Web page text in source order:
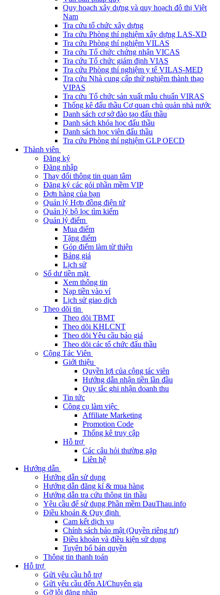
Quy hoạch xây dựng và quy hoạch đô thị Việt
Nam
Tra cứu tổ chức xây dựng
Tra cứu Phòng thí nghiệm xây dựng LAS-XD
Tra cứu Phòng thí nghiệm VILAS
Tra cứu Tổ chức chứng nhận VICAS
Tra cứu Tổ chức giám định VIAS
Tra cứu Phòng thí nghiệm y tế VILAS-MED
Tra cứu Nhà cung cấp thử nghiệm thành thạo
VIPAS
Tra cứu Tổ chức sản xuất mẫu chuẩn VIRAS
Thống kê đấu thầu Cơ quan chủ quản nhà nước
Danh sách cơ sở đào tạo đấu thầu
Danh sách khóa học đấu thầu
Danh sách học viên đấu thầu
Tra cứu Phòng thí nghiệm GLP OECD
Thành viên
Đăng ký
Đăng nhập
Thay đổi thông tin quan tâm
Đăng ký các gói phần mềm VIP
Đơn hàng của bạn
Quản lý Hợp đồng điện tử
Quản lý bộ lọc tìm kiếm
Quản lý điểm
Mua điểm
Tặng điểm
Góp điểm làm từ thiện
Bảng giá
Lịch sử
Số dư tiền mặt
Xem thông tin
Nạp tiền vào ví
Lịch sử giao dịch
Theo dõi tin
Theo dõi TBMT
Theo dõi KHLCNT
Theo dõi Yêu cầu báo giá
Theo dõi các tổ chức đấu thầu
Cộng Tác Viên
Giới thiệu
Quyền lợi của cộng tác viên
Hướng dẫn nhận tiền lần đầu
Quy tắc ghi nhận doanh thu
Tin tức
Công cụ làm việc
Affiliate Marketing
Promotion Code
Thống kê truy cập
Hỗ trợ
Các câu hỏi thường gặp
Liên hệ
Hướng dẫn
Hướng dẫn sử dụng
Hướng dẫn đăng kí & mua hàng
Hướng dẫn tra cứu thông tin thầu
Yêu cầu để sử dụng Phần mềm DauThau.info
Điều khoản & Quy định
Cam kết dịch vụ
Chính sách bảo mật (Quyền riêng tư)
Điều khoản và điều kiện sử dụng
Tuyên bố bản quyền
Thông tin thanh toán
Hỗ trợ
Gửi yêu cầu hỗ trợ
Gửi yêu cầu đến AI/Chuyên gia
Gỡ lỗi đăng nhập